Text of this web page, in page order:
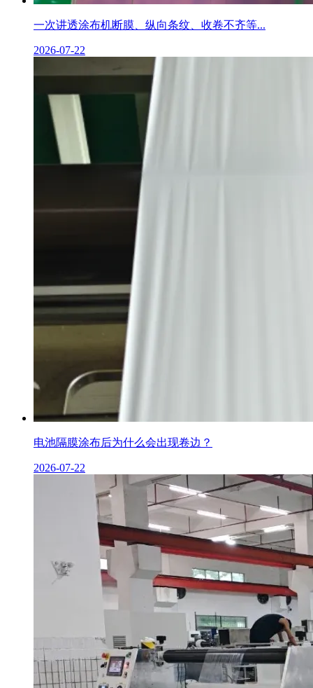
一次讲透涂布机断膜、纵向条纹、收卷不齐等...
2026-07-22
电池隔膜涂布后为什么会出现卷边？
2026-07-22